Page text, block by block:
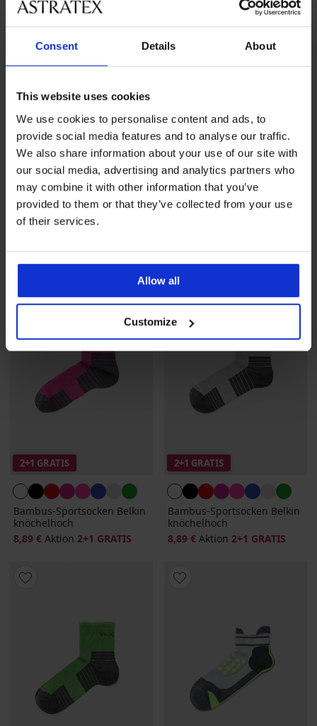
Consent Details About
This website uses cookies
We use cookies to personalise content and ads, to
provide social media features and to analyse our traffic.
We also share information about your use of our site with
our social media, advertising and analytics partners who
may combine it with other information that you’ve
provided to them or that they’ve collected from your use
of their services.
Allow all
Customize
2+1 GRATIS
Bambus-Sportsocken Belkin
knöchelhoch
8,89 €Aktion 2+1 GRATIS
2+1 GRATIS
Bambus-Sport-Socken
Bambo kurz
2+1 GRATIS
Bambus-Sportsocken Belkin
knöchelhoch
8,89 € Aktion 2+1 GRATIS
2+1 GRATIS
Bambus-Sportsocken Belkin
knöchelhoch
8,89 € Aktion 2+1 GRATIS